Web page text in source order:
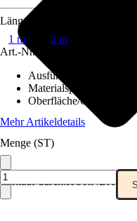
Verkauf durch:HORNBACH
Länge
1 m
2 m
Art.-Nr.
Ausführung
Materialspezifizierung
Oberfläche/
Mehr Artikeldetails
Menge (ST)